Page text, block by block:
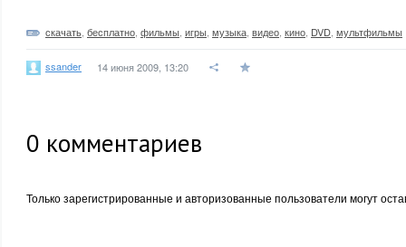
скачать бесплатно фильмы игры музыка видео кино DVD мультфильмы
ssander 14 июня 2009, 13:20
0 комментариев
Только зарегистрированные и авторизованные пользователи могут